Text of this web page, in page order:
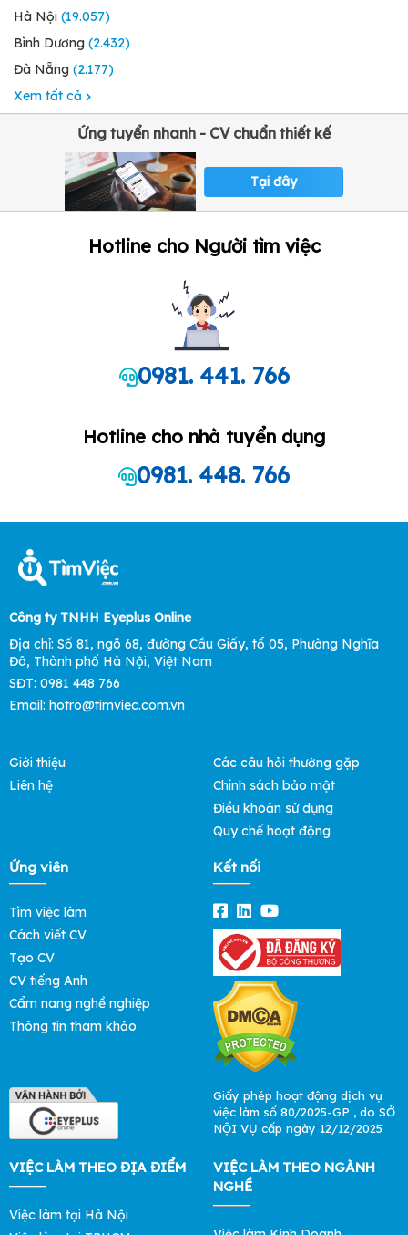
Hà Nội (19.057)
Bình Dương (2.432)
Đà Nẵng (2.177)
Xem tất cả
Ứng tuyển nhanh - CV chuẩn thiết kế
Tại đây
Hotline cho Người tìm việc
0981. 441. 766
Hotline cho nhà tuyển dụng
0981. 448. 766
Công ty TNHH Eyeplus Online
Địa chỉ: Số 81, ngõ 68, đường Cầu Giấy, tổ 05, Phường Nghĩa
Đô, Thành phố Hà Nội, Việt Nam
SĐT: 0981 448 766
Email: hotro@timviec.com.vn
Giới thiệu
Liên hệ
Các câu hỏi thường gặp
Chính sách bảo mật
Điều khoản sử dụng
Quy chế hoạt động
Ứng viên
Tìm việc làm
Cách viết CV
Tạo CV
CV tiếng Anh
Cẩm nang nghề nghiệp
Thông tin tham khảo
Kết nối
Giấy phép hoạt động dịch vụ
việc làm số 80/2025-GP , do SỞ
NỘI VỤ cấp ngày 12/12/2025
VIỆC LÀM THEO ĐỊA ĐIỂM
Việc làm tại Hà Nội
VIỆC LÀM THEO NGÀNH
NGHỀ